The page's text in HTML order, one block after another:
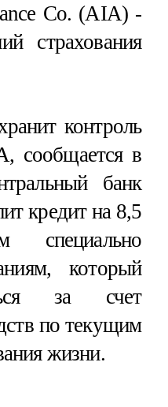
Co. (AIA) -
страхования
контроль
сообщается в
банк
кредит на 8,5
специально
который
за счет
по текущим
жизни.